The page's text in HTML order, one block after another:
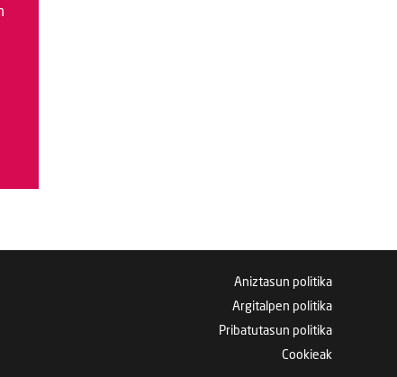
Aniztasun politika
Argitalpen politika
Pribatutasun politika
Cookieak